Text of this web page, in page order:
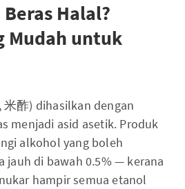
Halal?
Mudah untuk
米酢) dihasilkan dengan
menjadi asid asetik. Produk
alkohol yang boleh
jauh di bawah 0.5% — kerana
hampir semua etanol